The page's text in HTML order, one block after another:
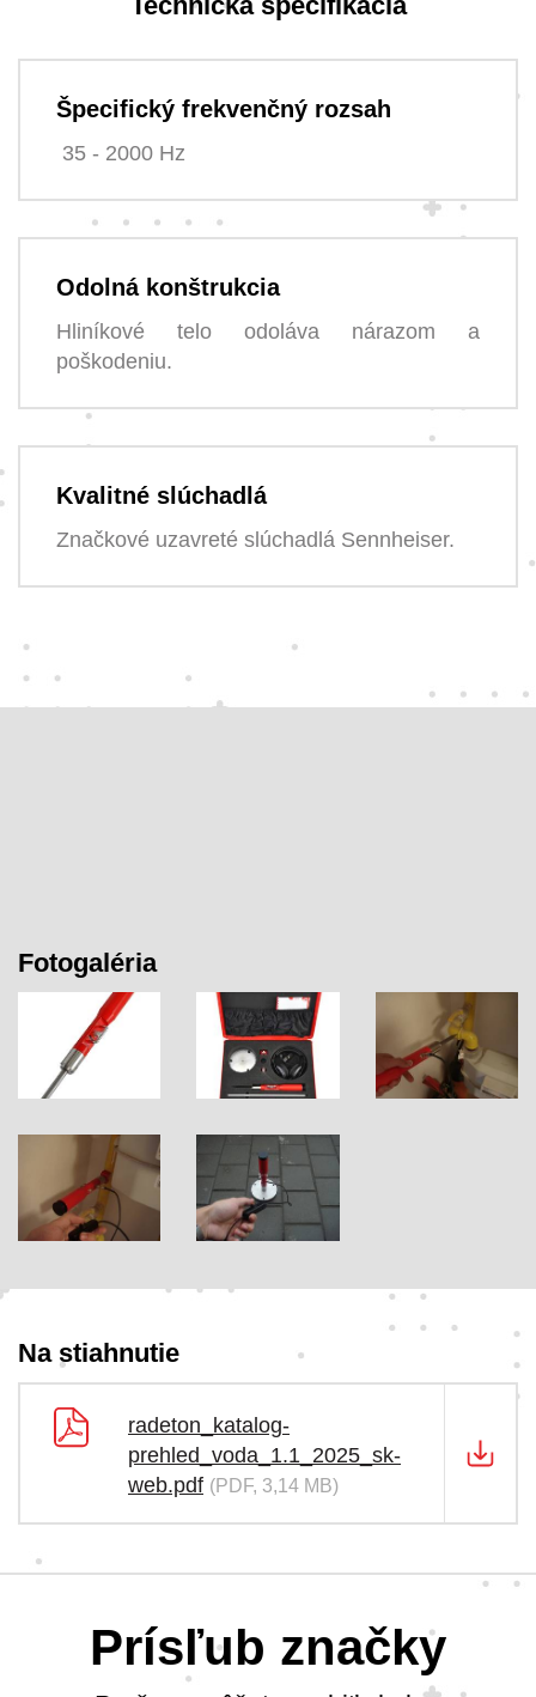
Špecifický frekvenčný rozsah
35 - 2000 Hz
Odolná konštrukcia
Hliníkové telo odoláva nárazom a
poškodeniu.
Kvalitné slúchadlá
Značkové uzavreté slúchadlá Sennheiser.
Fotogaléria
Na stiahnutie
radeton_katalog-
prehled_voda_1.1_2025_sk-
web.pdf (PDF, 3,14 MB)
Prísľub značky